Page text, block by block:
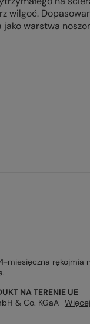
warstwa
miesięczna rękojmia
NA TERENIE UE
& Co. KGaA Więcej